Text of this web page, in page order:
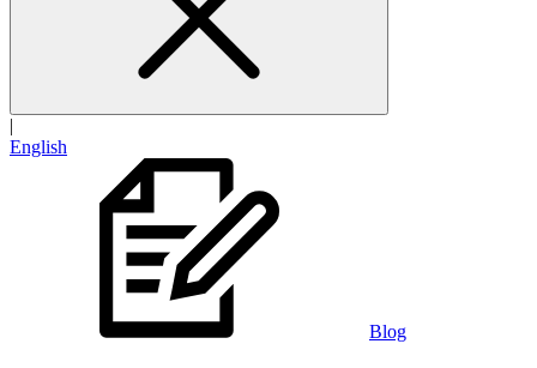
|
English
Blog